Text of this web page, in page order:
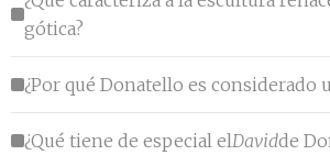
gótica?
¿Por qué Donatello es considerado
¿Qué tiene de especial elDavidde